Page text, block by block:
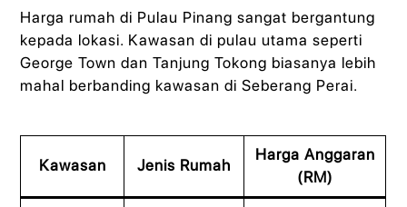
Harga rumah di Pulau Pinang sangat bergantung
kepada lokasi. Kawasan di pulau utama seperti
George Town dan Tanjung Tokong biasanya lebih
mahal berbanding kawasan di Seberang Perai.
Kawasan Jenis Rumah
Harga Anggaran
(RM)